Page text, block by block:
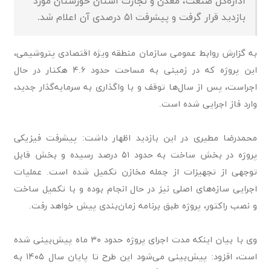
بازدید قرار گرفت و پیشرفت ۵۱ درصدی آن اعلام شد.
به گزارش روابط عمومی سازمان منطقه ویژه اقتصادی پتروشیمی،
این پروژه که در زمینی به مساحت حدود ۴.۶ هکتار در حال
اجراست، پس از سال‌ها توقف و با واگذاری به سرمایه‌گذار جدید،
وارد فاز اجرایی شده است.
محمدرضا مطیری در این بازدید اظهار داشت: پیشرفت فیزیکی
پروژه در بخش ساخت به حدود ۵۱ درصد رسیده و بخش قابل
توجهی از تجهیزات از جمله مخازن تکمیل شده است. عملیات
اجرایی سازه‌های اصلی نیز در حال انجام بوده و با تکمیل ساخت
و نصب راکتور، پروژه طبق برنامه زمان‌بندی پیش خواهد رفت.
وی با بیان اینکه مدت اجرای پروژه حدود ۳۰ ماه پیش‌بینی شده
است، افزود: پیش‌بینی می‌شود این طرح تا پایان سال ۱۴۰۵ به